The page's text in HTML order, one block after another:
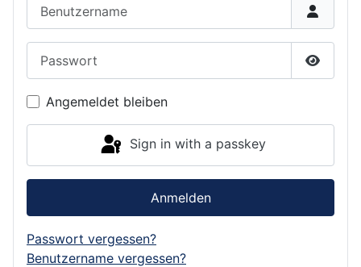
Show
Angemeldet bleiben
Sign in with a passkey
Anmelden
Passwort vergessen?
Benutzername vergessen?